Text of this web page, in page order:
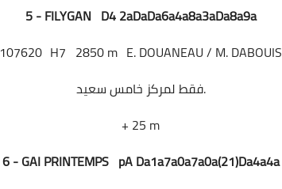
5 - FILYGAN D4 2aDaDa6a4a8a3aDa8a9a
107620 H7 2850 m E. DOUANEAU / M. DABOUIS
فقط لمركز خامس سعيد.
+ 25 m
6 - GAI PRINTEMPS pA Da1a7a0a7a0a(21)Da4a4a